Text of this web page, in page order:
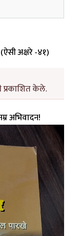
अक्षरे -४१)
प्रकाशित केले.
अभिवादन!